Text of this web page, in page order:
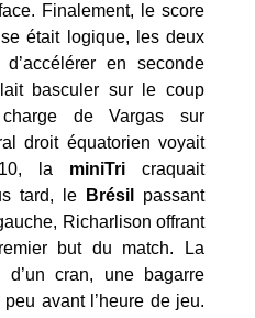
Finalement, le score
était logique, les deux
en seconde
basculer sur le coup
de Vargas sur
droit équatorien voyait
la miniTricraquait
tard, le
Brésil
passant
Richarlison offrant
but du match. La
cran, une bagarre
avant l’heure de jeu.